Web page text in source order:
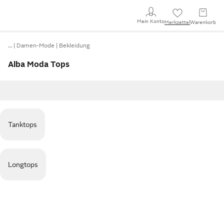
Mein KontoMerkzettel Warenkorb
… Damen-Mode Bekleidung
Alba Moda Tops
Tanktops
Longtops